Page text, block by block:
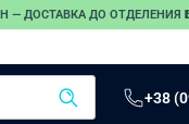
— ДОСТАВКА ДО ОТДЕЛЕНИЯ
+38